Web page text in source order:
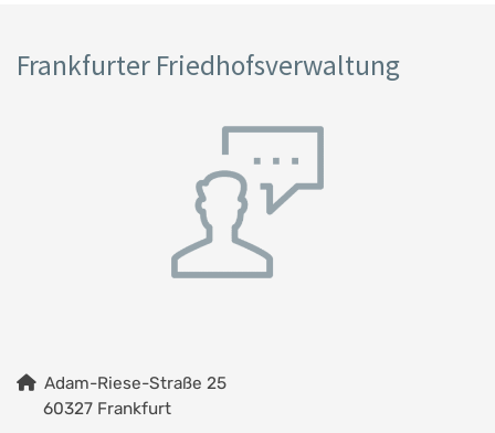
Frankfurter Friedhofsverwaltung
Adam-Riese-Straße 25
60327 Frankfurt